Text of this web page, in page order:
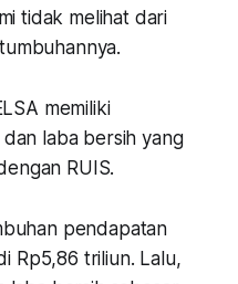
tidak melihat dari
memiliki
laba bersih yang
RUIS.
pendapatan
Rp5,86 triliun. Lalu,